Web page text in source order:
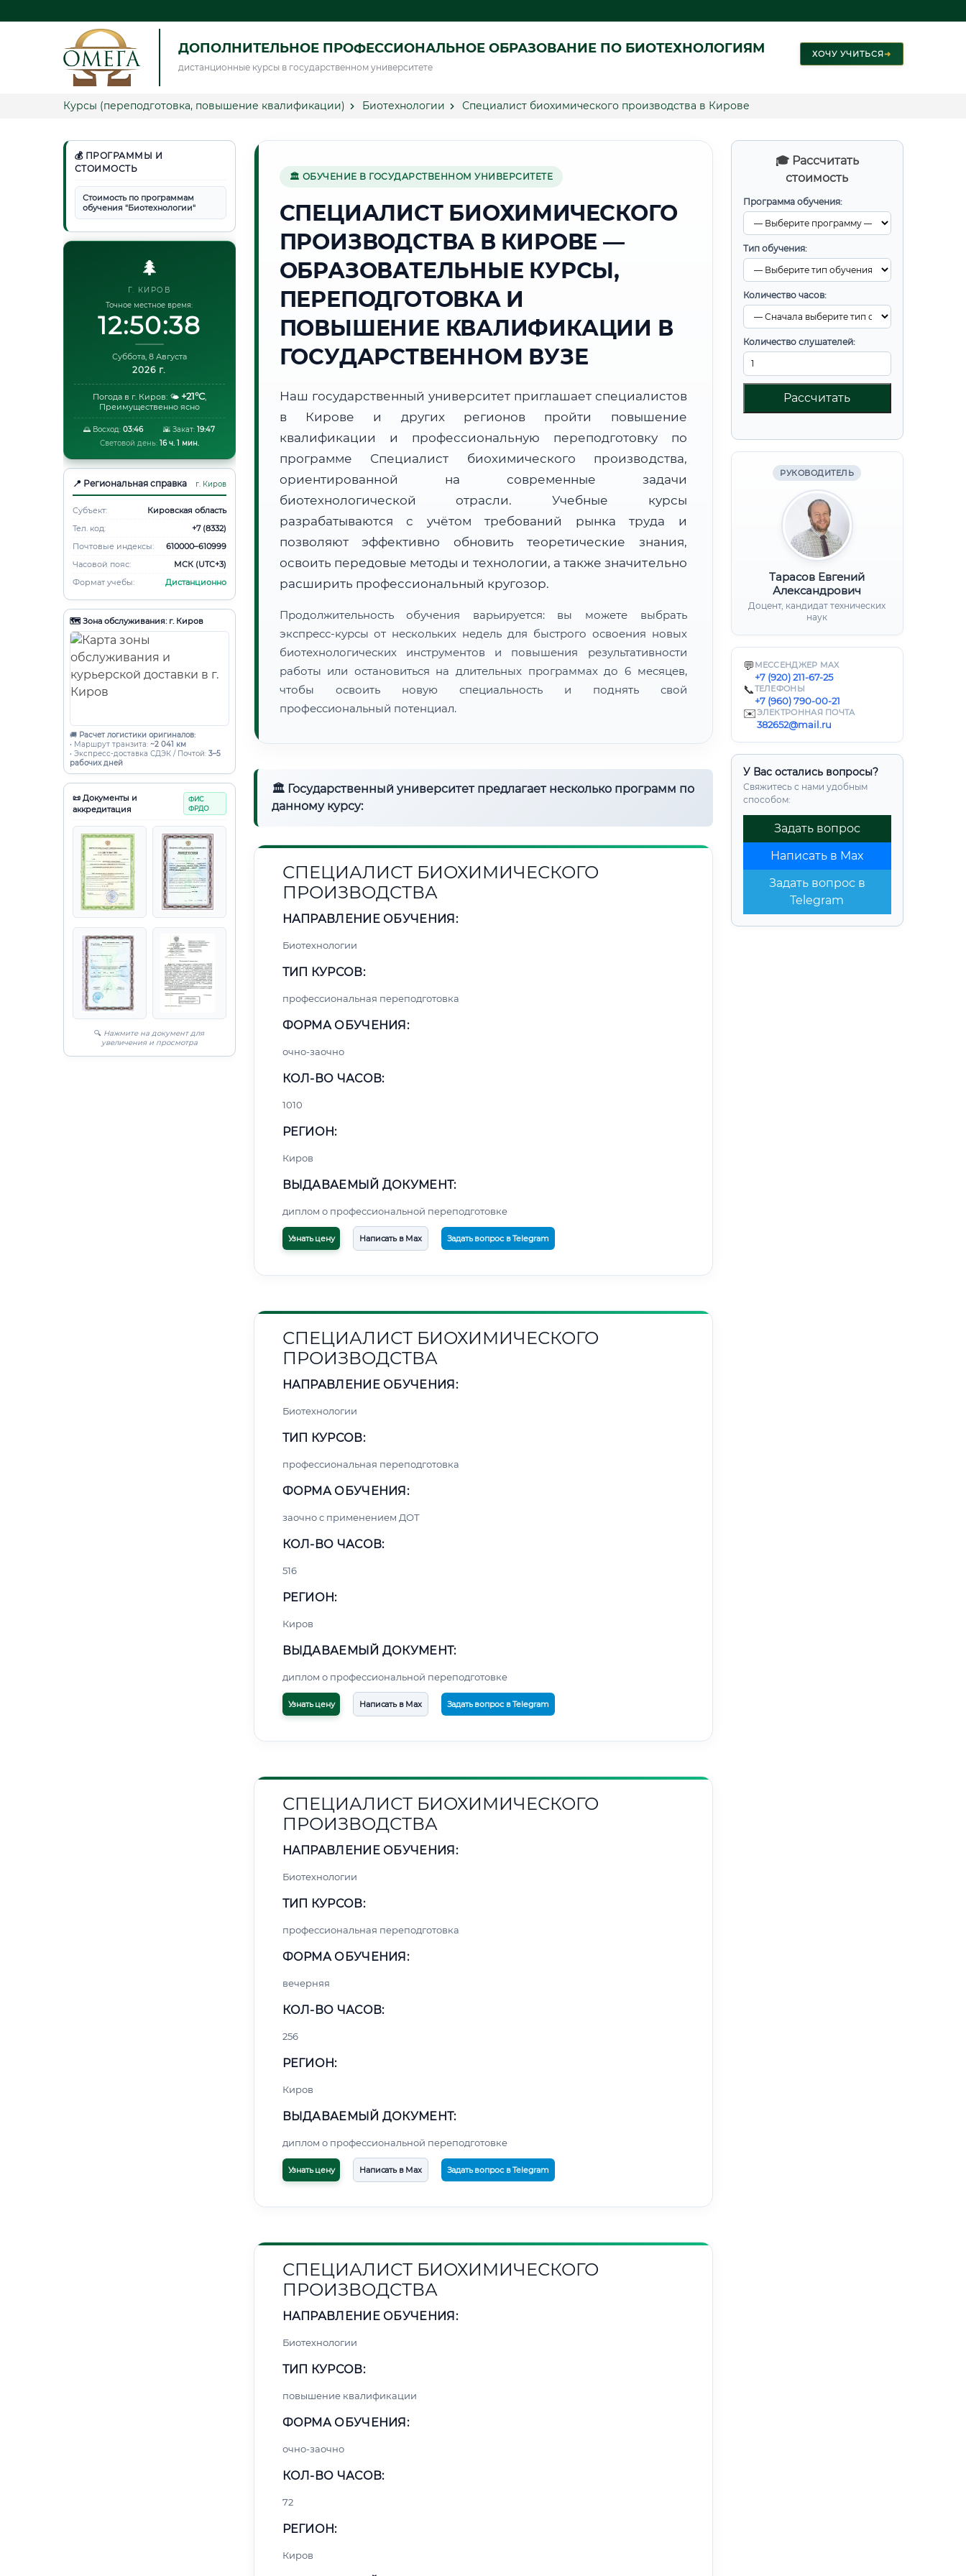
ДОПОЛНИТЕЛЬНОЕ ПРОФЕССИОНАЛЬНОЕ ОБРАЗОВАНИЕ ПО БИОТЕХНОЛОГИЯМ
дистанционные курсы в государственном университете
ХОЧУ УЧИТЬСЯ➜
Курсы (переподготовка, повышение квалификации) Биотехнологии Специалист биохимического производства в Кирове
💰 ПРОГРАММЫ И
СТОИМОСТЬ
Стоимость по программам
обучения "Биотехнологии"
🌲
Г. КИРОВ
Точное местное время:
12:50:39
Суббота, 8 Августа
2026 г.
Погода в г. Киров: 🌤️ +21°C,
Преимущественно ясно
🌅 Восход:03:46 🌇 Закат: 19:47
Световой день: 16 ч. 1 мин.
📍 Региональная справка г. Киров
Субъект:
Кировская область
Тел. код:
+7 (8332)
Почтовые индексы:
610000–610999
Часовой пояс:
МСК (UTC+3)
Формат учебы:
Дистанционно
🗺️ Зона обслуживания: г. Киров
🚚 Расчет логистики оригиналов:
• Маршрут транзита: ~2 041 км
• Экспресс-доставка СДЭК / Почтой: 3–5
рабочих дней
📜 Документы и
аккредитация
ФИС
ФРДО
🔍 Нажмите на документ для
увеличения и просмотра
🎓 Рассчитать
стоимость
Программа обучения:
Тип обучения:
Количество часов:
Количество слушателей:
Рассчитать
РУКОВОДИТЕЛЬ
Тарасов Евгений
Александрович
Доцент, кандидат технических
наук
💬 МЕССЕНДЖЕР MAX
+7 (920) 211-67-25
📞ТЕЛЕФОНЫ
+7 (960) 790-00-21
✉️ЭЛЕКТРОННАЯ ПОЧТА
382652@mail.ru
У Вас остались вопросы?
Свяжитесь с нами удобным
способом:
Задать вопрос
Написать в Max
Задать вопрос в
Telegram
🏛 ОБУЧЕНИЕ В ГОСУДАРСТВЕННОМ УНИВЕРСИТЕТЕ
СПЕЦИАЛИСТ БИОХИМИЧЕСКОГО
ПРОИЗВОДСТВА В КИРОВЕ —
ОБРАЗОВАТЕЛЬНЫЕ КУРСЫ,
ПЕРЕПОДГОТОВКА И
ПОВЫШЕНИЕ КВАЛИФИКАЦИИ В
ГОСУДАРСТВЕННОМ ВУЗЕ
Наш государственный университет приглашает специалистов
в Кирове и других регионов пройти повышение
квалификации и профессиональную переподготовку по
программе Специалист биохимического производства,
ориентированной на современные задачи
биотехнологической отрасли. Учебные курсы
разрабатываются с учётом требований рынка труда и
позволяют эффективно обновить теоретические знания,
освоить передовые методы и технологии, а также значительно
расширить профессиональный кругозор.
Продолжительность обучения варьируется: вы можете выбрать
экспресс-курсы от нескольких недель для быстрого освоения новых
биотехнологических инструментов и повышения результативности
работы или остановиться на длительных программах до 6 месяцев,
чтобы освоить новую специальность и поднять свой
профессиональный потенциал.
🏛 Государственный университет предлагает несколько программ по
данному курсу:
СПЕЦИАЛИСТ БИОХИМИЧЕСКОГО
ПРОИЗВОДСТВА
НАПРАВЛЕНИЕ ОБУЧЕНИЯ:
Биотехнологии
ТИП КУРСОВ:
профессиональная переподготовка
ФОРМА ОБУЧЕНИЯ:
очно-заочно
КОЛ-ВО ЧАСОВ:
1010
РЕГИОН:
Киров
ВЫДАВАЕМЫЙ ДОКУМЕНТ:
диплом о профессиональной переподготовке
Узнать цену Написать в Max Задать вопрос в Telegram
СПЕЦИАЛИСТ БИОХИМИЧЕСКОГО
ПРОИЗВОДСТВА
НАПРАВЛЕНИЕ ОБУЧЕНИЯ:
Биотехнологии
ТИП КУРСОВ:
профессиональная переподготовка
ФОРМА ОБУЧЕНИЯ:
заочно с применением ДОТ
КОЛ-ВО ЧАСОВ:
516
РЕГИОН:
Киров
ВЫДАВАЕМЫЙ ДОКУМЕНТ:
диплом о профессиональной переподготовке
Узнать цену Написать в Max Задать вопрос в Telegram
СПЕЦИАЛИСТ БИОХИМИЧЕСКОГО
ПРОИЗВОДСТВА
НАПРАВЛЕНИЕ ОБУЧЕНИЯ:
Биотехнологии
ТИП КУРСОВ:
профессиональная переподготовка
ФОРМА ОБУЧЕНИЯ:
вечерняя
КОЛ-ВО ЧАСОВ:
256
РЕГИОН:
Киров
ВЫДАВАЕМЫЙ ДОКУМЕНТ:
диплом о профессиональной переподготовке
Узнать цену Написать в Max Задать вопрос в Telegram
СПЕЦИАЛИСТ БИОХИМИЧЕСКОГО
ПРОИЗВОДСТВА
НАПРАВЛЕНИЕ ОБУЧЕНИЯ:
Биотехнологии
ТИП КУРСОВ:
повышение квалификации
ФОРМА ОБУЧЕНИЯ:
очно-заочно
КОЛ-ВО ЧАСОВ:
72
РЕГИОН:
Киров